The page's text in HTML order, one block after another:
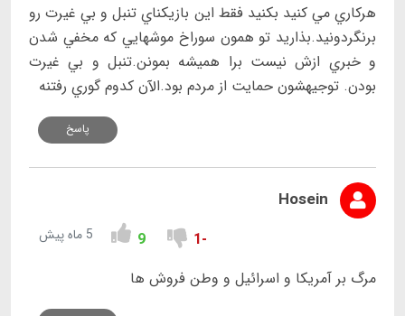
هرکاري مي کنيد بکنيد فقط اين بازيکناي تنبل و بي غيرت رو
برنگردونيد.بذاريد تو همون سوراخ موشهايي که مخفي شدن
و خبري ازش نيست برا هميشه بمونن.تنبل و بي غيرت
بودن. توجيهشون حمايت از مردم بود.الآن کدوم گوري رفتنه
پاسخ
Hosein
-1
9 5 ماه پیش
مرگ بر آمریکا و اسرائیل و وطن فروش ها